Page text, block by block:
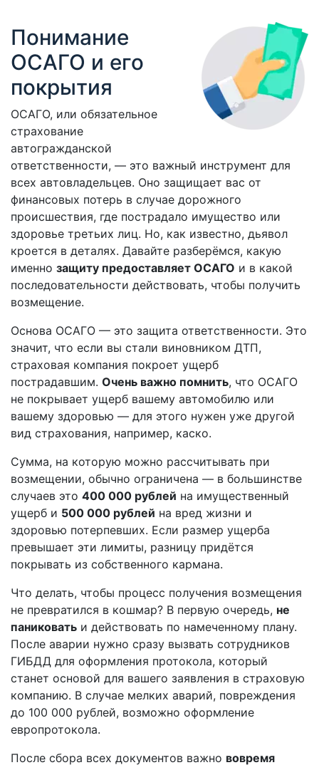
Понимание
ОСАГО и его
покрытия
ОСАГО, или обязательное
страхование
автогражданской
ответственности, — это важный инструмент для
всех автовладельцев. Оно защищает вас от
финансовых потерь в случае дорожного
происшествия, где пострадало имущество или
здоровье третьих лиц. Но, как известно, дьявол
кроется в деталях. Давайте разберёмся, какую
именно защиту предоставляет ОСАГО и в какой
последовательности действовать, чтобы получить
возмещение.
Основа ОСАГО — это защита ответственности. Это
значит, что если вы стали виновником ДТП,
страховая компания покроет ущерб
пострадавшим. Очень важно помнить, что ОСАГО
не покрывает ущерб вашему автомобилю или
вашему здоровью — для этого нужен уже другой
вид страхования, например, каско.
Сумма, на которую можно рассчитывать при
возмещении, обычно ограничена — в большинстве
случаев это 400 000 рублей на имущественный
ущерб и 500 000 рублей на вред жизни и
здоровью потерпевших. Если размер ущерба
превышает эти лимиты, разницу придётся
покрывать из собственного кармана.
Что делать, чтобы процесс получения возмещения
не превратился в кошмар? В первую очередь, не
паниковать и действовать по намеченному плану.
После аварии нужно сразу вызвать сотрудников
ГИБДД для оформления протокола, который
станет основой для вашего заявления в страховую
компанию. В случае мелких аварий, повреждения
до 100 000 рублей, возможно оформление
европротокола.
После сбора всех документов важно вовремя